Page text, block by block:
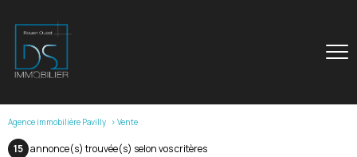
Agence immobilière Pavilly Vente
15 annonce(s) trouvée(s) selon vos critères